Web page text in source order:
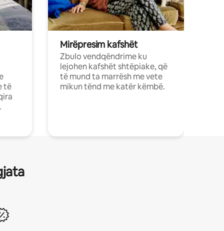
të
Mirëpresim kafshët
Zbulo vendqëndrime ku
lejohen kafshët shtëpiake, që
të mund ta marrësh me vete
mikun tënd me katër këmbë.